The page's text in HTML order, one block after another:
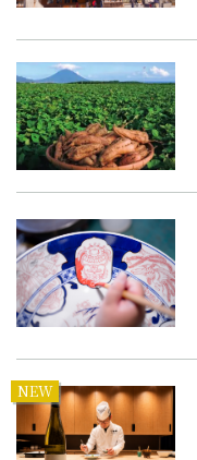
NEW